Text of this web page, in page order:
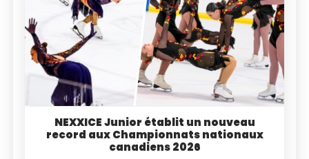
NEXXICE Junior établit un nouveau
record aux Championnats nationaux
canadiens 2026